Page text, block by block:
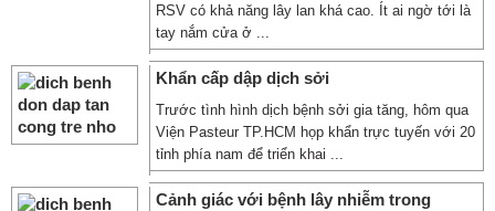
RSV có khả năng lây lan khá cao. Ít ai ngờ tới là
tay nắm cửa ở ...
Khẩn cấp dập dịch sởi
Trước tình hình dịch bệnh sởi gia tăng, hôm qua
Viện Pasteur TP.HCM họp khẩn trực tuyến với 20
tỉnh phía nam để triển khai ...
Cảnh giác với bệnh lây nhiễm trong